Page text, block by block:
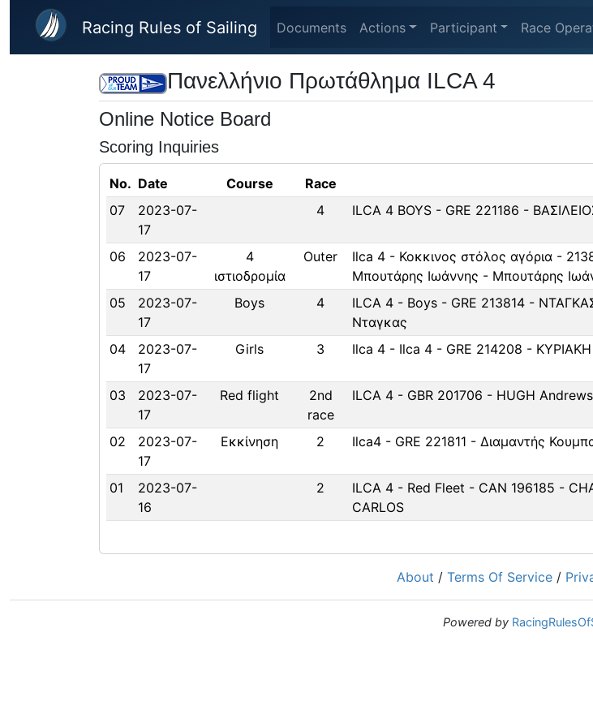
Skip to main content
Racing Rules of Sailing Documents Actions Participant Race
Πανελλήνιο Πρωτάθλημα ILCA 4
Online Notice Board
Scoring Inquiries
No. Date Course Race
07
2023-07-
17
4 ILCA 4 BOYS - GRE 221186 -
06
2023-07-
17
4
ιστιοδρομία
Outer
Ilca 4 - Κοκκινος στόλος αγόρια -
Μπουτάρης Ιωάννης - Μπουτάρης
05
2023-07-
17
Boys 4
ILCA 4 - Boys - GRE 213814 -
Νταγκας
04
2023-07-
17
Girls 3 Ilca 4 - Ilca 4 - GRE 214208 -
03
2023-07-
17
Red flight
2nd
race
ILCA 4 - GBR 201706 - HUGH Andrews
02
2023-07-
17
Εκκίνηση 2 Ilca4 - GRE 221811 - Διαμαντής
01
2023-07-
16
2
ILCA 4 - Red Fleet - CAN 196185 -
CARLOS
About / Terms Of Service /
Powered by